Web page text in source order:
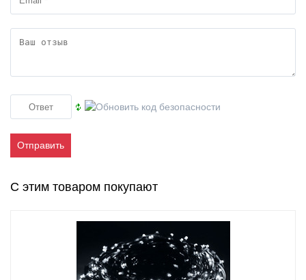
Отправить
С этим товаром покупают